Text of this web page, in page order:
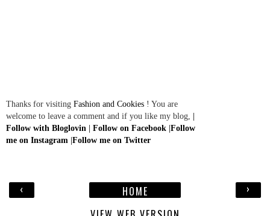
Thanks for visiting Fashion and Cookies ! You are
welcome to leave a comment and if you like my blog, |
Follow with Bloglovin | Follow on Facebook |Follow
me on Instagram |Follow me on Twitter
‹ ›
HOME